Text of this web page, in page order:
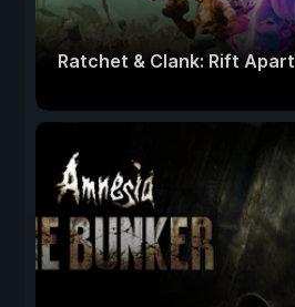
Ratchet & Clank: Rift Apart